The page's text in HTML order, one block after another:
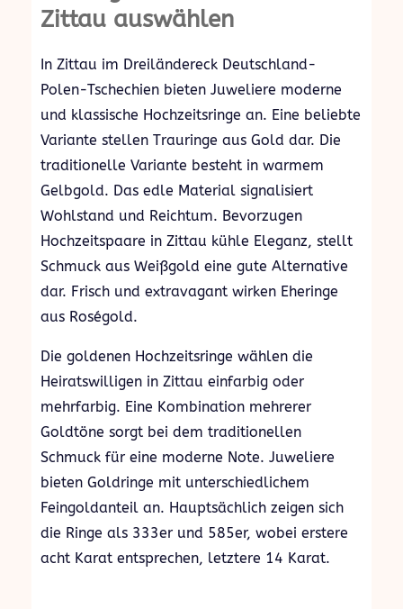
Zittau auswählen
In Zittau im Dreiländereck Deutschland-
Polen-Tschechien bieten Juweliere moderne
und klassische Hochzeitsringe an. Eine beliebte
Variante stellen Trauringe aus Gold dar. Die
traditionelle Variante besteht in warmem
Gelbgold. Das edle Material signalisiert
Wohlstand und Reichtum. Bevorzugen
Hochzeitspaare in Zittau kühle Eleganz, stellt
Schmuck aus Weißgold eine gute Alternative
dar. Frisch und extravagant wirken Eheringe
aus Roségold.
Die goldenen Hochzeitsringe wählen die
Heiratswilligen in Zittau einfarbig oder
mehrfarbig. Eine Kombination mehrerer
Goldtöne sorgt bei dem traditionellen
Schmuck für eine moderne Note. Juweliere
bieten Goldringe mit unterschiedlichem
Feingoldanteil an. Hauptsächlich zeigen sich
die Ringe als 333er und 585er, wobei erstere
acht Karat entsprechen, letztere 14 Karat.